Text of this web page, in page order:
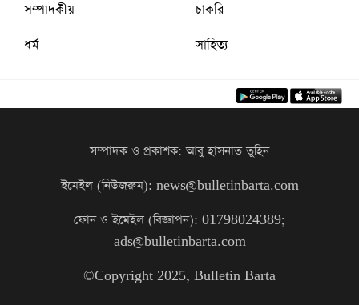
সম্পাদকীয়
চাকরি
ধর্ম
সাহিত্য
সম্পাদক ও প্রকাশক: আবু হাসনাত তুহিন
ইমেইল (নিউজরুম): news@bulletinbarta.com
ফোন ও ইমেইল (বিজ্ঞাপন): 01798024389;
ads@bulletinbarta.com
©️Copyright 2025, Bulletin Barta